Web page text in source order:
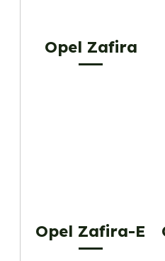
Opel Zafira
Opel Zafira-E